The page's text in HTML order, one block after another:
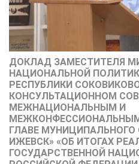
ДОКЛАД ЗАМЕСТИТЕЛЯ
НАЦИОНАЛЬНОЙ
РЕСПУБЛИКИ
КОНСУЛЬТАЦИОННОМ
МЕЖНАЦИОНАЛЬНЫМ И
ГЛАВЕ
ИЖЕВСК» «ОБ ИТОГАХ
ГОСУДАРСТВЕННОЙ